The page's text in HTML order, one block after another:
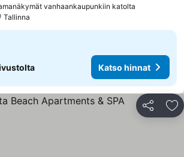
vanhaankaupunkiin katolta
Tallinna
Katso hinnat
Jaa